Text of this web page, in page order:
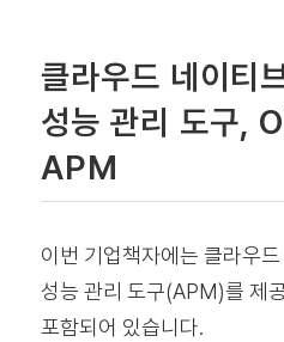
클라우드 네이티
성능 관리 도구,
APM
이번 기업책자에는 클라우
성능 관리 도구(APM)를 제
포함되어 있습니다.